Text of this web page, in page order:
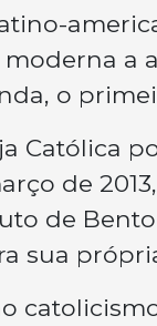
a
o
Católica
de
de
sua